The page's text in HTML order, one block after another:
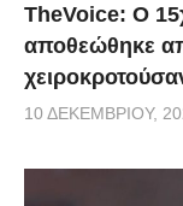
TheVoice: Ο
αποθεώθηκε
10 ΔΕΚΕΜΒΡΊΟΥ,